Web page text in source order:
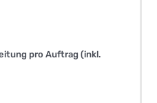
pro Auftrag (inkl.